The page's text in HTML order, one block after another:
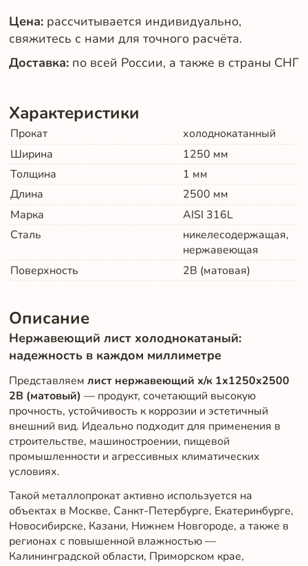
Цена: рассчитывается индивидуально,
свяжитесь с нами для точного расчёта.
Доставка: по всей России, а также в страны СНГ
Характеристики
Прокат
холоднокатанный
Ширина
1250 мм
Толщина
1 мм
Длина
2500 мм
Марка
AISI 316L
Сталь
никелесодержащая,
нержавеющая
Поверхность
2B (матовая)
Описание
Нержавеющий лист холоднокатаный:
надежность в каждом миллиметре
Представляем лист нержавеющий х/к 1х1250х2500
2B (матовый) — продукт, сочетающий высокую
прочность, устойчивость к коррозии и эстетичный
внешний вид. Идеально подходит для применения в
строительстве, машиностроении, пищевой
промышленности и агрессивных климатических
условиях.
Такой металлопрокат активно используется на
объектах в Москве, Санкт-Петербурге, Екатеринбурге,
Новосибирске, Казани, Нижнем Новгороде, а также в
регионах с повышенной влажностью —
Калининградской области, Приморском крае,